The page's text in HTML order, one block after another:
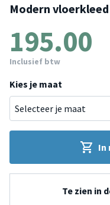
Modern
195.00
Inclusief btw
Kies je maat
In
Te zien in